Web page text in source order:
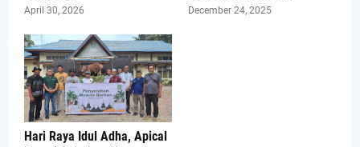
April 30, 2026 December 24, 2025
Hari Raya Idul Adha, Apical